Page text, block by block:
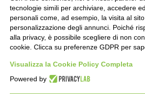
Società soggetta alla Direzione
e Coordinamento di Tinexta
S.p.A.
CORPORATE
Certificazioni
Informativa Sulla Privacy
Modifica Preferenze GDPR
tecnologie simili per archiviare, accedere
personali come, ad esempio, la visita al
personalizzazione degli annunci. Poiché
alla privacy, è possibile scegliere di non
cookie. Clicca su preferenze GDPR per
Visualizza la Cookie Policy Completa
Powered by